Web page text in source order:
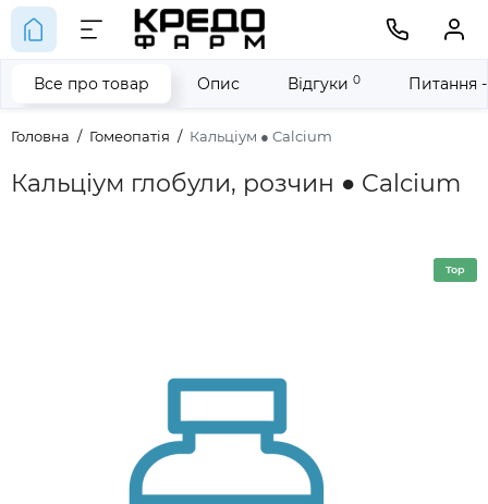
Головна Гомеопатія Кальціум ● Calcium
Кальціум глобули, розчин ● Calcium
Все про товар Опис Відгуки 0 Питання
Top